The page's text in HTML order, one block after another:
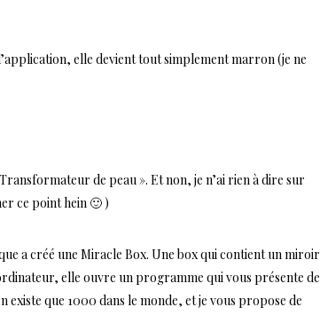
elle devient tout simplement marron (je ne
de peau ». Et non, je n’ai rien à dire sur
ce point hein 🙂 )
a créé une Miracle Box. Une box qui contient un miroir
elle ouvre un programme qui vous présente de
que 1000 dans le monde, et je vous propose de